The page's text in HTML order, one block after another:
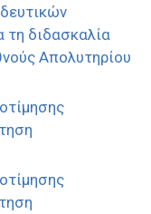
τη διδασκαλία
Απολυτηρίου